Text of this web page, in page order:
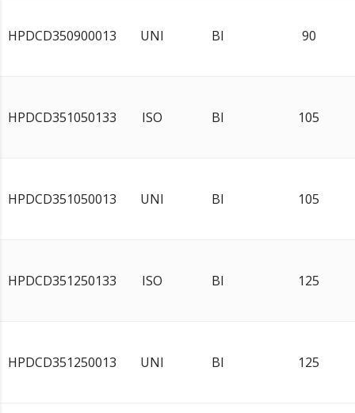
HPDCD350900013 UNI BI 90
HPDCD351050133 ISO BI 105
HPDCD351050013 UNI BI 105
HPDCD351250133 ISO BI 125
HPDCD351250013 UNI BI 125